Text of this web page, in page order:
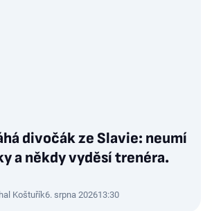
divočák ze Slavie: neumí
a někdy vyděsí trenéra.
Koštuřík6. srpna 202613:30